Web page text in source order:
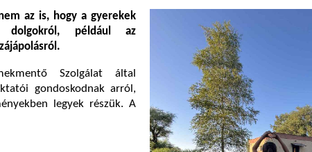
az is, hogy a gyerekek
dolgokról, például az
Szolgálat által
gondoskodnak arról,
legyek részük. A